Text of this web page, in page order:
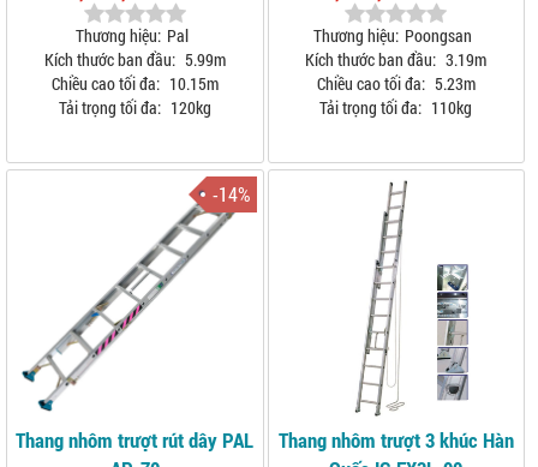
Thương hiệu: Pal
Kích thước ban đầu: 5.99m
Chiều cao tối đa: 10.15m
Tải trọng tối đa: 120kg
Thương hiệu: Poongsan
Kích thước ban đầu: 3.19m
Chiều cao tối đa: 5.23m
Tải trọng tối đa: 110kg
-14%
Thang nhôm trượt rút dây PAL
Thang nhôm trượt 3 khúc Hàn